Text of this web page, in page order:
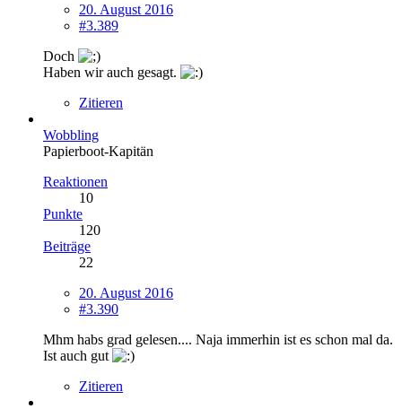
20. August 2016
#3.389
Doch
Haben wir auch gesagt.
Zitieren
Wobbling
Papierboot-Kapitän
Reaktionen
10
Punkte
120
Beiträge
22
20. August 2016
#3.390
Mhm habs grad gelesen.... Naja immerhin ist es schon mal da.
Ist auch gut
Zitieren